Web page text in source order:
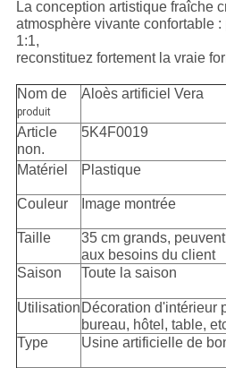
La conception artistique fraîche
atmosphère vivante confortable
1:1,
reconstituez fortement la vraie
Nom de
produit
Aloès artificiel Vera
Article
non.
5K4F0019
Matériel Plastique
Couleur Image montrée
Taille
35 cm grands,
aux besoins du client
Saison
Toute la saison
Utilisation Décoration d'intérieur
bureau, hôtel, table,
Type
Usine artificielle de